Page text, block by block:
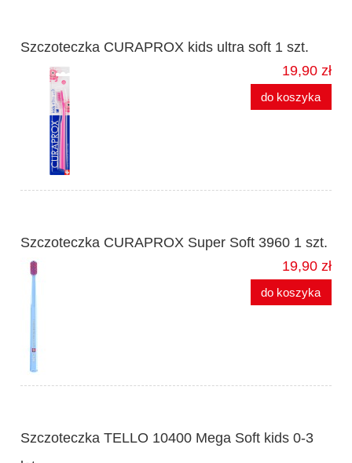
Szczoteczka CURAPROX kids ultra soft 1 szt.
19,90 zł
do koszyka
Szczoteczka CURAPROX Super Soft 3960 1 szt.
19,90 zł
do koszyka
Szczoteczka TELLO 10400 Mega Soft kids 0-3